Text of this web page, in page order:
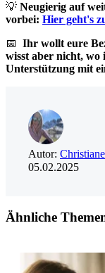
💡 Neugierig auf
vorbei: Hier geht's
📅 Ihr wollt eure
wisst aber nicht, wo
Unterstützung mit
Autor:
05.02.2025
Ähnliche